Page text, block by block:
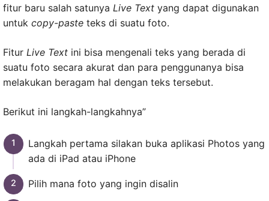
fitur baru salah satunya Live Text yang dapat digunakan
untuk copy-paste teks di suatu foto.
Fitur Live Text ini bisa mengenali teks yang berada di
suatu foto secara akurat dan para penggunanya bisa
melakukan beragam hal dengan teks tersebut.
Berikut ini langkah-langkahnya”
Langkah pertama silakan buka aplikasi Photos yang
ada di iPad atau iPhone
Pilih mana foto yang ingin disalin